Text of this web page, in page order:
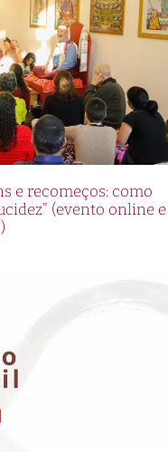
e recomeços: como
(evento online e